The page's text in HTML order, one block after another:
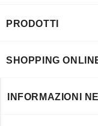
PRODOTTI
SHOPPING
INFORMAZIONI